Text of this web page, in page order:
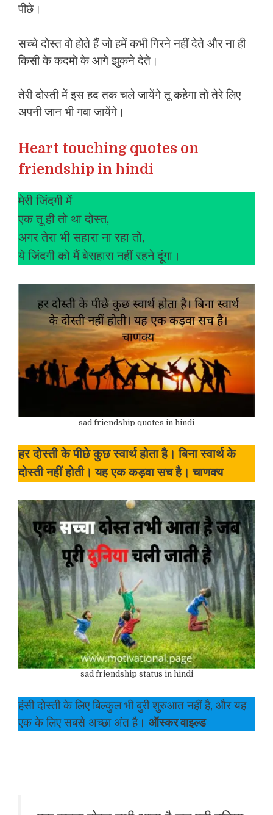
पीछे।
सच्चे दोस्त वो होते हैं जो हमें कभी गिरने नहीं देते और ना ही
किसी के कदमो के आगे झुकने देते।
तेरी दोस्ती में इस हद तक चले जायेंगे तू कहेगा तो तेरे लिए
अपनी जान भी गवा जायेंगे।
Heart touching quotes on
friendship in hindi
मेरी जिंदगी में
एक तू ही तो था दोस्त,
अगर तेरा भी सहारा ना रहा तो,
ये जिंदगी को मैं बेसहारा नहीं रहने दूंगा।
sad friendship quotes in hindi
हर दोस्ती के पीछे कुछ स्वार्थ होता है। बिना स्वार्थ के
दोस्ती नहीं होती। यह एक कड़वा सच है। चाणक्य
sad friendship status in hindi
हंसी दोस्ती के लिए बिल्कुल भी बुरी शुरुआत नहीं है, और यह
एक के लिए सबसे अच्छा अंत है। ऑस्कर वाइल्ड